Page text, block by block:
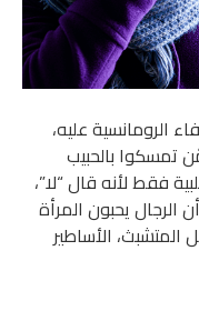
الرومانسية عليه،
تمسكوا بالحبيب
فقط لأنه قال “لا”،
الرجال يحبون المرأة
المتشبث، الأساطير